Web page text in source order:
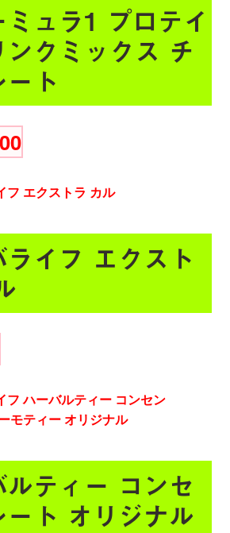
ミュラ1 プロテイ
ンクミックス チ
ート
イフ エクスト
ティー コンセ
ート オリジナル